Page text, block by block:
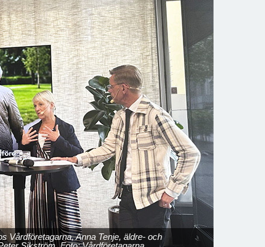
Vårdföretagarna, Anna Tenje, äldre- och